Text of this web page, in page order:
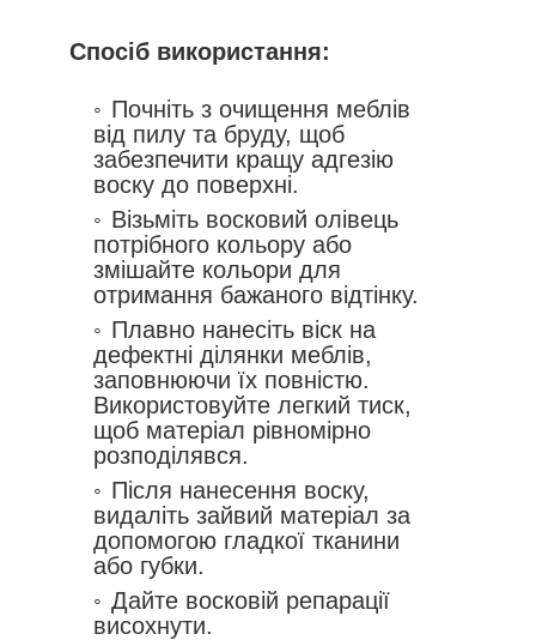
Спосіб використання:
Почніть з очищення меблів
від пилу та бруду, щоб
забезпечити кращу адгезію
воску до поверхні.
Візьміть восковий олівець
потрібного кольору або
змішайте кольори для
отримання бажаного відтінку.
Плавно нанесіть віск на
дефектні ділянки меблів,
заповнюючи їх повністю.
Використовуйте легкий тиск,
щоб матеріал рівномірно
розподілявся.
Після нанесення воску,
видаліть зайвий матеріал за
допомогою гладкої тканини
або губки.
Дайте восковій репарації
висохнути.